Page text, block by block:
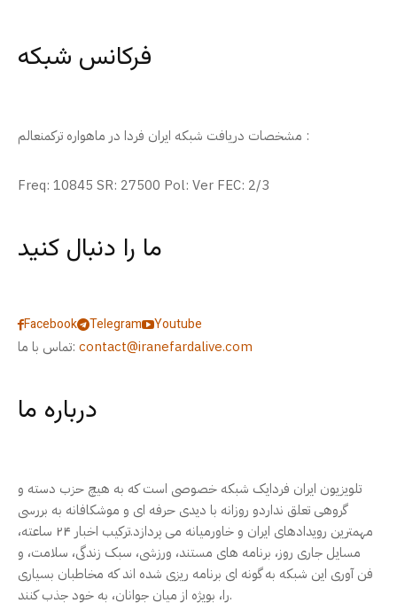
فرکانس شبکه
مشخصات دریافت شبکه ایران فردا در ماهواره ترکمنعالم :
Freq: 10845 SR: 27500 Pol: Ver FEC: 2/3
ما را دنبال کنید
Facebook Telegram
Youtube
تماس با ما: contact@iranefardalive.com
درباره ما
تلویزیون ایران فردایک شبکه خصوصی است که به هیچ حزب دسته و
گروهی تعلق نداردو روزانه با دیدی حرفه ای و موشکافانه به بررسی
مهمترین رویدادهای ایران و خاورمیانه می پردازد.ترکیب اخبار ۲۴ ساعته،
مسایل جاری روز، برنامه های مستند، ورزشی، سبک زندگی، سلامت، و
فن آوری این شبکه به گونه ای برنامه ریزی شده اند که مخاطبان بسیاری
را، بویژه از میان جوانان، به خود جذب کنند.